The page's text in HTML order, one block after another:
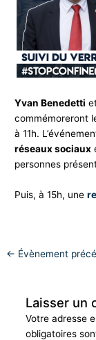
Yvan Benedetti
commémoreront
à 11h.
réseaux sociaux
personnes
Puis, à 15h, une
← Évènement
Laisser un
Votre adresse
obligatoires